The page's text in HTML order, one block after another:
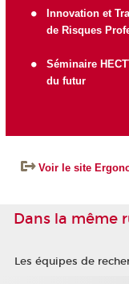
Innovation et
de Risques
Séminaire
du futur
Voir le site
Dans la même
Les équipes de